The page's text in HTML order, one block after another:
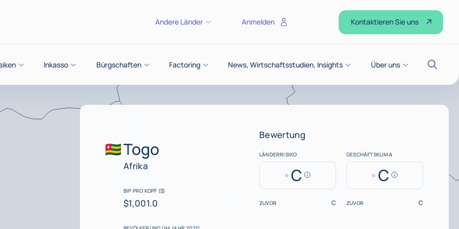
Inkasso Bürgschaften Factoring News, Wirtschaftsstudien, Insights Über uns
Suche
Andere Länder Anmelden Kontaktieren Sie uns
Togo
Afrika
BIP PRO KOPF ($)
$1,001.0
Bewertung
LÄNDERRISIKO
C Help
GESCHÄFTSKLIMA
C Help
ZUVOR C ZUVOR C